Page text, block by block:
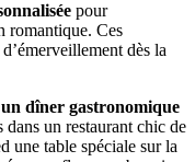
pour
romantique. Ces
dès la
dîner gastronomique
un restaurant chic de
une table spéciale sur la